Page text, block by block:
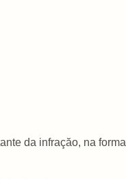
da infraçăo, na forma